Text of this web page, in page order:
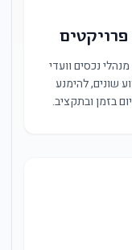
נכסים וועדי
שונים, להימנע
בזמן ובתקציב.